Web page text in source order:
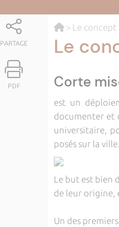
PARTAGE
PDF
> Le concept
Le
Corte
est un
documenter et
universitaire,
posés sur la
Le but est bien
de leur origine,
Un des